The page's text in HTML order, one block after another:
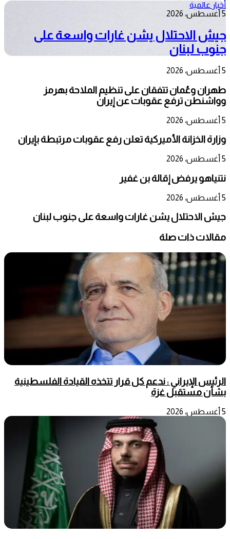
أخبار عالمية
5 أغسطس، 2026
جيش الاحتلال يشن غارات واسعة على
جنوب لبنان
5 أغسطس، 2026
طهران وعُمان تتفقان على تنظيم الملاحة بهرمز
وواشنطن ترفع عقوبات عن إيران
5 أغسطس، 2026
وزارة الخزانة الأميركية تعلن رفع عقوبات مرتبطة بإيران
5 أغسطس، 2026
نتنياهو يرفض إقالة بن غفير
5 أغسطس، 2026
جيش الاحتلال يشن غارات واسعة على جنوب لبنان
مقالات ذات صلة
الرئيس الإيراني : ندعم كل قرار تتخذه القيادة الفلسطينية
بشأن مستقبل غزة
5 أغسطس، 2026